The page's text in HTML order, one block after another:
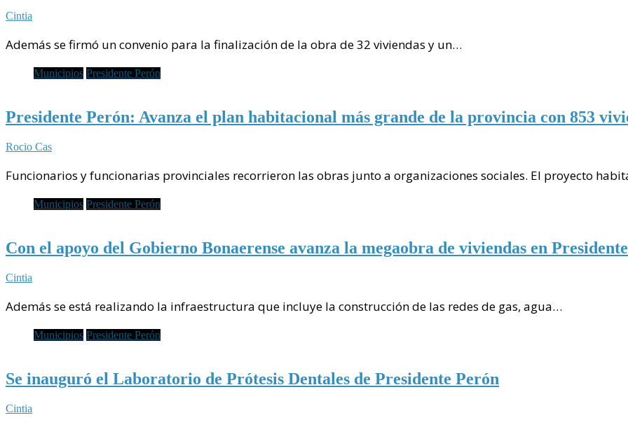
Cintia
Además se firmó un convenio para la finalización de la obra de 32 viviendas y un…
Municipios Presidente Perón
Presidente Perón: Avanza el plan habitacional más grande de la provincia con 853
Rocio Cas
Funcionarios y funcionarias provinciales recorrieron las obras junto a organizaciones sociales. El proyecto
Municipios Presidente Perón
Con el apoyo del Gobierno Bonaerense avanza la megaobra de viviendas en
Cintia
Además se está realizando la infraestructura que incluye la construcción de las redes de gas, agua…
Municipios Presidente Perón
Se inauguró el Laboratorio de Prótesis Dentales de Presidente Perón
Cintia